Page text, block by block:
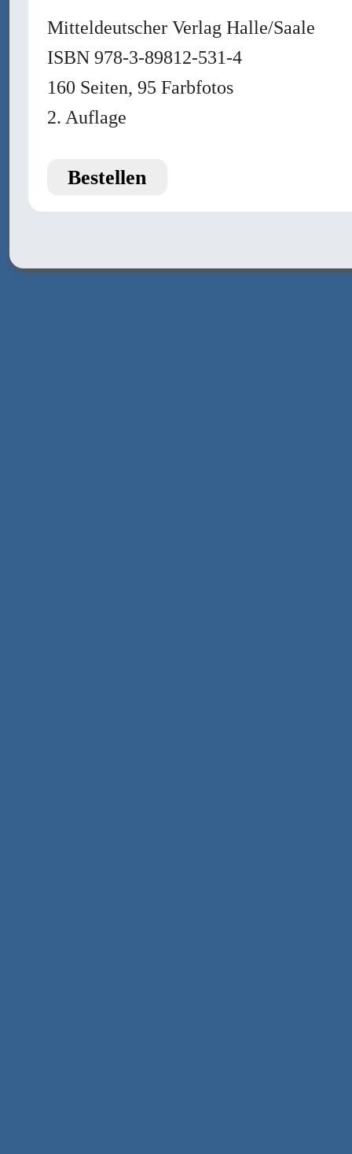
Mitteldeutscher Verlag Halle/Saale
ISBN 978-3-89812-531-4
160 Seiten, 95 Farbfotos
2. Auflage
Bestellen